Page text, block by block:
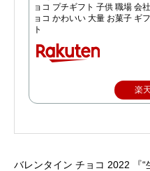
ョコ プチギフト 子供 職場 会
ョコ かわいい 大量 お菓子 ギ
ト
楽
バレンタイン チョコ 2022 『“